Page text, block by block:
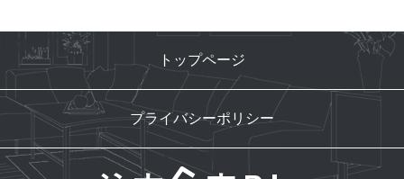
トップページ
プライバシーポリシー